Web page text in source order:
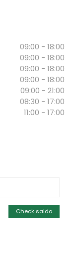
09:00 - 18:00
09:00 - 18:00
09:00 - 18:00
09:00 - 18:00
09:00 - 21:00
08:30 - 17:00
11:00 - 17:00
Check saldo